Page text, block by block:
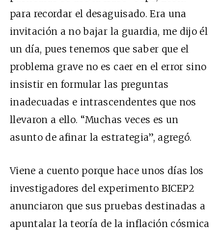
para recordar el desaguisado. Era una
invitación a no bajar la guardia, me dijo él
un día, pues tenemos que saber que el
problema grave no es caer en el error sino
insistir en formular las preguntas
inadecuadas e intrascendentes que nos
llevaron a ello. “Muchas veces es un
asunto de afinar la estrategia”, agregó.
Viene a cuento porque hace unos días los
investigadores del experimento BICEP2
anunciaron que sus pruebas destinadas a
apuntalar la teoría de la inflación cósmica